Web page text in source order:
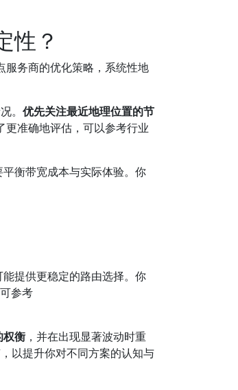
性？
服务商的优化策略，系统性地
。 优先关注最近地理位置的节
更准确地评估，可以参考行业
衡带宽成本与实际体验。你
提供更稳定的路由选择。你
参考
权衡 ，并在出现显著波动时重
以提升你对不同方案的认知与